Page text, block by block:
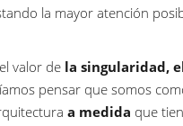
la mayor atención
valor de la singularidad,
pensar que somos
a medida que